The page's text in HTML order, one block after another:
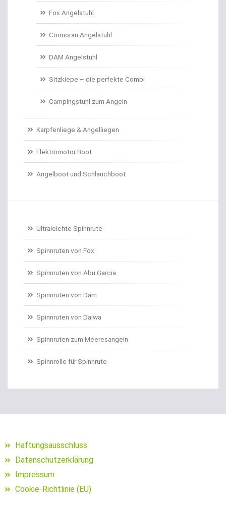
Fox Angelstuhl
Cormoran Angelstuhl
DAM Angelstuhl
Sitzkiepe – die perfekte Combi
Campingstuhl zum Angeln
Karpfenliege & Angelliegen
Elektromotor Boot
Angelboot und Schlauchboot
Ultraleichte Spinnrute
Spinnruten von Fox
Spinnruten von Abu Garcia
Spinnruten von Dam
Spinnruten von Daiwa
Spinnruten zum Meeresangeln
Spinnrolle für Spinnrute
Haftungsausschluss
Datenschutzerklärung
Impressum
Cookie-Richtlinie (EU)